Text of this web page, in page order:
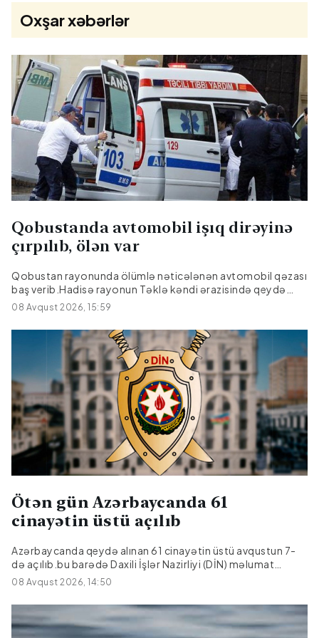
Oxşar xəbərlər
Qobustanda avtomobil işıq dirəyinə
çırpılıb, ölən var
Qobustan rayonunda ölümlə nəticələnən avtomobil qəzası
baş verib.Hadisə rayonun Təklə kəndi ərazisində qeydə
alınıb."Hyundai" markalı avtomobilin idarəetmədən çıxaraq
işıq dirəyinə çırpılması nəticəsində sürücü, 27 yaşlı Emil
Əmralıyev hadisə yerində ölüb.Faktla bağlı araşdırma
08 Avqust 2026, 15:59
Ötən gün Azərbaycanda 61
cinayətin üstü açılıb
Azərbaycanda qeydə alınan 61 cinayətin üstü avqustun 7-
də açılıb.bu barədə Daxili İşlər Nazirliyi (DİN) məlumat
yayıb.Bildirilib ki, onlardan 17-si əvvəlki dövrlərdən bağlı
qalan cinayətlərdir.
08 Avqust 2026, 14:50